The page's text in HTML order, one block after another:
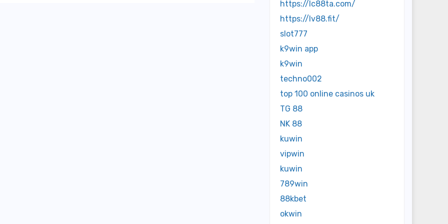
https://lc88ta.com/
https://lv88.fit/
slot777
k9win app
k9win
techno002
top 100 online casinos uk
TG 88
NK 88
kuwin
vipwin
kuwin
789win
88kbet
okwin